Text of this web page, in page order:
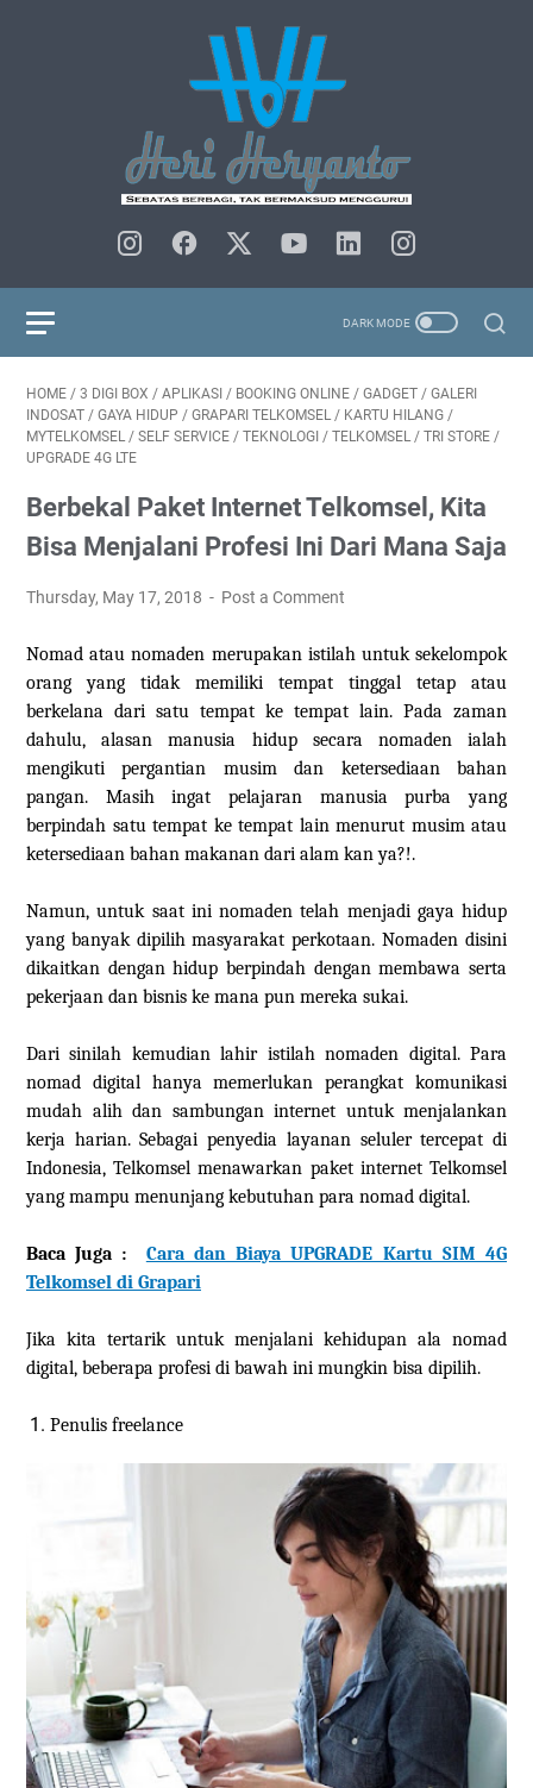
HOME / 3 DIGI BOX / APLIKASI / BOOKING ONLINE / GADGET / GALERI
INDOSAT / GAYA HIDUP / GRAPARI TELKOMSEL / KARTU HILANG /
MYTELKOMSEL / SELF SERVICE / TEKNOLOGI / TELKOMSEL / TRI STORE /
UPGRADE 4G LTE
Berbekal Paket Internet Telkomsel, Kita
Bisa Menjalani Profesi Ini Dari Mana Saja
Thursday, May 17, 2018 Post a Comment
Nomad atau nomaden merupakan istilah untuk sekelompok
orang yang tidak memiliki tempat tinggal tetap atau
berkelana dari satu tempat ke tempat lain. Pada zaman
dahulu, alasan manusia hidup secara nomaden ialah
mengikuti pergantian musim dan ketersediaan bahan
pangan. Masih ingat pelajaran manusia purba yang
berpindah satu tempat ke tempat lain menurut musim atau
ketersediaan bahan makanan dari alam kan ya?!.
Namun, untuk saat ini nomaden telah menjadi gaya hidup
yang banyak dipilih masyarakat perkotaan. Nomaden disini
dikaitkan dengan hidup berpindah dengan membawa serta
pekerjaan dan bisnis ke mana pun mereka sukai.
Dari sinilah kemudian lahir istilah nomaden digital. Para
nomad digital hanya memerlukan perangkat komunikasi
mudah alih dan sambungan internet untuk menjalankan
kerja harian. Sebagai penyedia layanan seluler tercepat di
Indonesia, Telkomsel menawarkan paket internet Telkomsel
yang mampu menunjang kebutuhan para nomad digital.
Baca Juga : Cara dan Biaya UPGRADE Kartu SIM 4G
Telkomsel di Grapari
Jika kita tertarik untuk menjalani kehidupan ala nomad
digital, beberapa profesi di bawah ini mungkin bisa dipilih.
Penulis freelance